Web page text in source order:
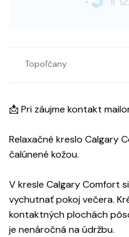
Topoľčany
📩 Pri záujme kontakt
Relaxačné kreslo Calgary
čalúnené kožou.
V kresle Calgary Comfort
vychutnať pokoj večera.
kontaktných plochách
je nenáročná na údržbu.